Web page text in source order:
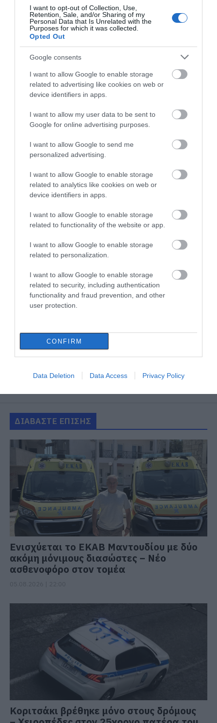
I want to opt-out of Collection, Use,
Retention, Sale, and/or Sharing of my
Personal Data that Is Unrelated with the
Purposes for which it was collected.
Opted Out
Google consents
I want to allow Google to enable storage
related to advertising like cookies on web or
device identifiers in apps.
I want to allow my user data to be sent to
Google for online advertising purposes.
I want to allow Google to send me
personalized advertising.
I want to allow Google to enable storage
related to analytics like cookies on web or
device identifiers in apps.
I want to allow Google to enable storage
related to functionality of the website or app.
I want to allow Google to enable storage
related to personalization.
I want to allow Google to enable storage
related to security, including authentication
functionality and fraud prevention, and other
user protection.
CONFIRM
Data Deletion Data Access Privacy Policy
ΔΙΑΒΑΣΤΕ ΕΠΙΣΗΣ
Ενισχύεται το ΕΚΑΒ Μαντουδίου με δύο
ακόμη μόνιμους διασώστες – Νέο
ασθενοφόρο στον τομέα
Κοριτσάκι βρέθηκε μόνο στους δρόμους